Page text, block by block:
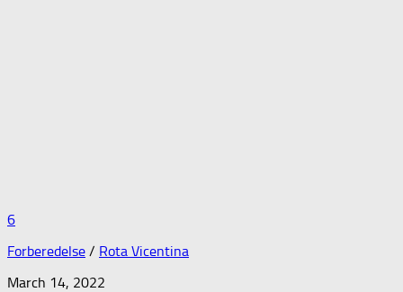
6
Forberedelse / Rota Vicentina
March 14, 2022